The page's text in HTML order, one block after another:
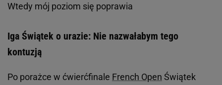
Wtedy mój poziom się poprawia
Iga Świątek o urazie: Nie nazwałabym tego
kontuzją
Po porażce w ćwierćfinale French Open Świątek